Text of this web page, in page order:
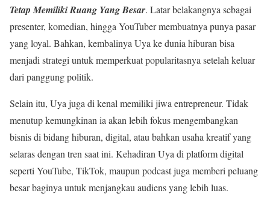
Tetap Memiliki Ruang Yang Besar. Latar belakangnya sebagai
presenter, komedian, hingga YouTuber membuatnya punya pasar
yang loyal. Bahkan, kembalinya Uya ke dunia hiburan bisa
menjadi strategi untuk memperkuat popularitasnya setelah keluar
dari panggung politik.
Selain itu, Uya juga di kenal memiliki jiwa entrepreneur. Tidak
menutup kemungkinan ia akan lebih fokus mengembangkan
bisnis di bidang hiburan, digital, atau bahkan usaha kreatif yang
selaras dengan tren saat ini. Kehadiran Uya di platform digital
seperti YouTube, TikTok, maupun podcast juga memberi peluang
besar baginya untuk menjangkau audiens yang lebih luas.